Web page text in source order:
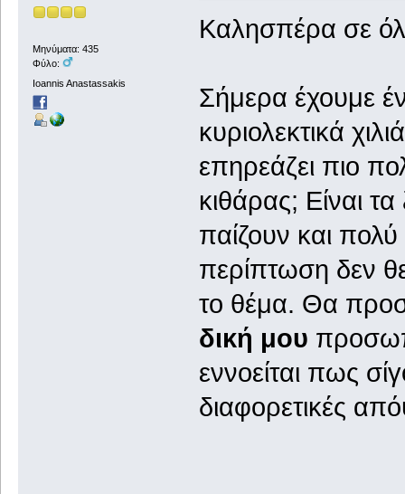
Μηνύματα: 435
Φύλο:
Ioannis Anastassakis
Καλησπέρα σε
Σήμερα έχουμε
κυριολεκτικά
επηρεάζει πιο
κιθάρας; Είναι
παίζουν και
περίπτωση δεν
το θέμα. Θα
δική μου
εννοείται πως
διαφορετικές